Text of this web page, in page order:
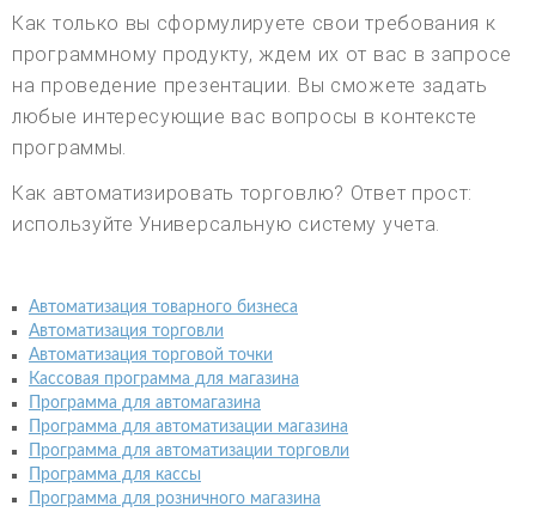
Как только вы сформулируете свои требования к
программному продукту, ждем их от вас в запросе
на проведение презентации. Вы сможете задать
любые интересующие вас вопросы в контексте
программы.
Как автоматизировать торговлю? Ответ прост:
используйте Универсальную систему учета.
Автоматизация товарного бизнеса
Автоматизация торговли
Автоматизация торговой точки
Кассовая программа для магазина
Программа для автомагазина
Программа для автоматизации магазина
Программа для автоматизации торговли
Программа для кассы
Программа для розничного магазина